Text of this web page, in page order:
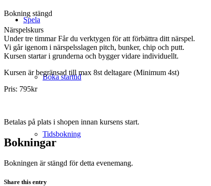
Spela
Boka starttid
Tidsbokning
Bokning stängd
Närspelskurs
Under tre timmar Får du verktygen för att förbättra ditt närspel.
Vi går igenom i närspelsslagen pitch, bunker, chip och putt.
Kursen startar i grunderna och bygger vidare individuellt.
Kursen är begränsad till max 8st deltagare (Minimum 4st)
Pris: 795kr
Betalas på plats i shopen innan kursens start.
Bokningar
Bokningen är stängd för detta evenemang.
Share this entry